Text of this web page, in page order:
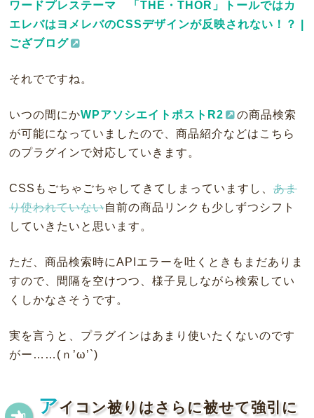
ワードプレステーマ 「THE・THOR」トールではカ
エレバはヨメレバのCSSデザインが反映されない！？ |
ござブログ
それでですね。
いつの間にかWPアソシエイトポストR2
の商品検索
が可能になっていましたので、商品紹介などはこちら
のプラグインで対応していきます。
CSSもごちゃごちゃしてきてしまっていますし、あま
り使われていない自前の商品リンクも少しずつシフト
していきたいと思います。
ただ、商品検索時にAPIエラーを吐くときもまだありま
すので、間隔を空けつつ、様子見しながら検索してい
くしかなさそうです。
実を言うと、プラグインはあまり使いたくないのです
がー……(ｎ’ω’`)
アイコン被りはさらに被せて強引に